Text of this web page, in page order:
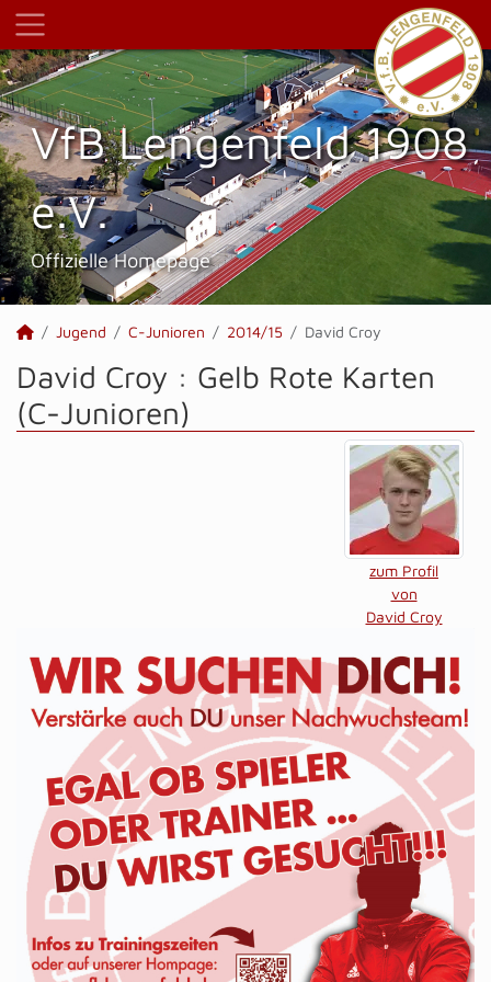
VfB Lengenfeld 1908
e.V.
Offizielle Homepage
Jugend C-Junioren 2014/15 David Croy
David Croy : Gelb Rote Karten
(C-Junioren)
zum Profil
von
David Croy